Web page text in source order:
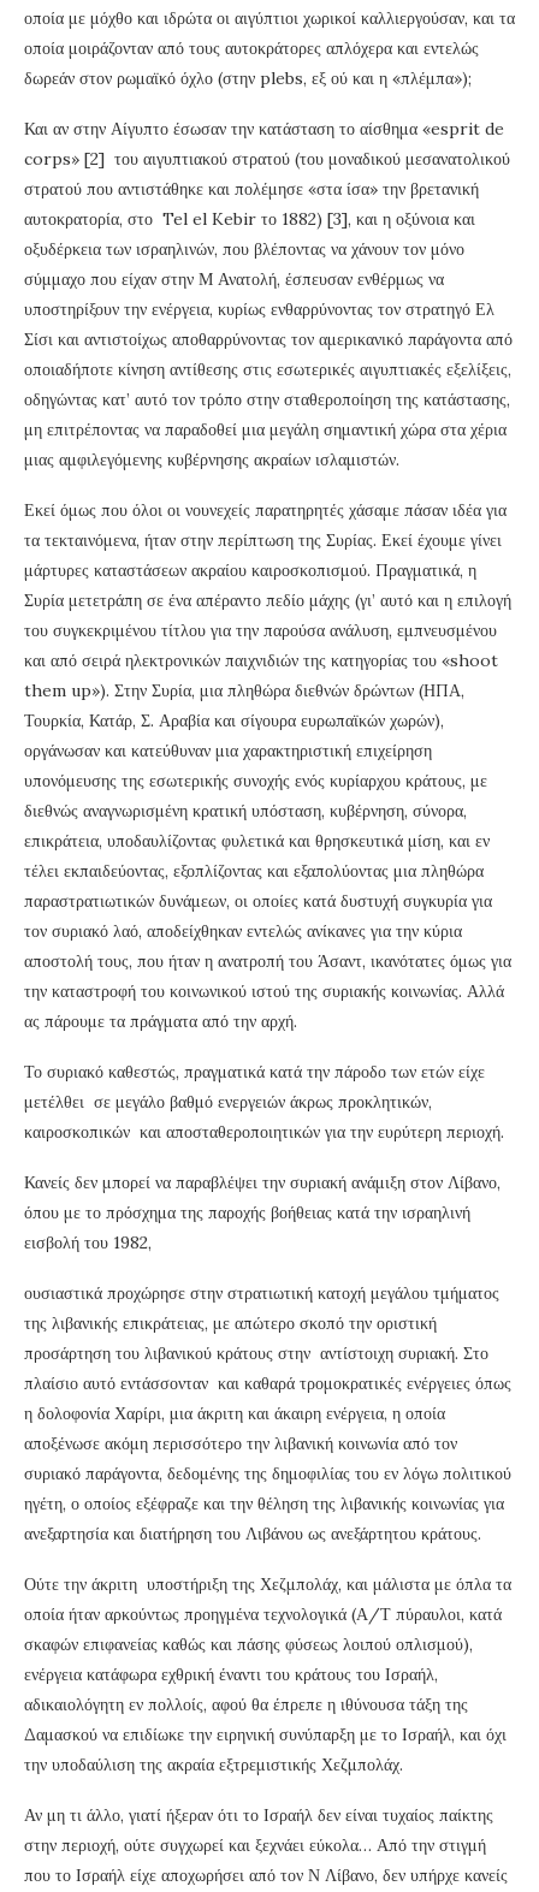
οποία με μόχθο και ιδρώτα οι αιγύπτιοι χωρικοί καλλιεργούσαν, και τα
οποία μοιράζονταν από τους αυτοκράτορες απλόχερα και εντελώς
δωρεάν στον ρωμαϊκό όχλο (στην plebs, εξ ού και η «πλέμπα»);
Και αν στην Αίγυπτο έσωσαν την κατάσταση το αίσθημα «esprit de
corps» [2] του αιγυπτιακού στρατού (του μοναδικού μεσανατολικού
στρατού που αντιστάθηκε και πολέμησε «στα ίσα» την βρετανική
αυτοκρατορία, στο Tel el Kebir το 1882) [3], και η οξύνοια και
οξυδέρκεια των ισραηλινών, που βλέποντας να χάνουν τον μόνο
σύμμαχο που είχαν στην Μ Ανατολή, έσπευσαν ενθέρμως να
υποστηρίξουν την ενέργεια, κυρίως ενθαρρύνοντας τον στρατηγό Ελ
Σίσι και αντιστοίχως αποθαρρύνοντας τον αμερικανικό παράγοντα από
οποιαδήποτε κίνηση αντίθεσης στις εσωτερικές αιγυπτιακές εξελίξεις,
οδηγώντας κατ’ αυτό τον τρόπο στην σταθεροποίηση της κατάστασης,
μη επιτρέποντας να παραδοθεί μια μεγάλη σημαντική χώρα στα χέρια
μιας αμφιλεγόμενης κυβέρνησης ακραίων ισλαμιστών.
Εκεί όμως που όλοι οι νουνεχείς παρατηρητές χάσαμε πάσαν ιδέα για
τα τεκταινόμενα, ήταν στην περίπτωση της Συρίας. Εκεί έχουμε γίνει
μάρτυρες καταστάσεων ακραίου καιροσκοπισμού. Πραγματικά, η
Συρία μετετράπη σε ένα απέραντο πεδίο μάχης (γι’ αυτό και η επιλογή
του συγκεκριμένου τίτλου για την παρούσα ανάλυση, εμπνευσμένου
και από σειρά ηλεκτρονικών παιχνιδιών της κατηγορίας του «shoot
them up»). Στην Συρία, μια πληθώρα διεθνών δρώντων (ΗΠΑ,
Τουρκία, Κατάρ, Σ. Αραβία και σίγουρα ευρωπαϊκών χωρών),
οργάνωσαν και κατεύθυναν μια χαρακτηριστική επιχείρηση
υπονόμευσης της εσωτερικής συνοχής ενός κυρίαρχου κράτους, με
διεθνώς αναγνωρισμένη κρατική υπόσταση, κυβέρνηση, σύνορα,
επικράτεια, υποδαυλίζοντας φυλετικά και θρησκευτικά μίση, και εν
τέλει εκπαιδεύοντας, εξοπλίζοντας και εξαπολύοντας μια πληθώρα
παραστρατιωτικών δυνάμεων, οι οποίες κατά δυστυχή συγκυρία για
τον συριακό λαό, αποδείχθηκαν εντελώς ανίκανες για την κύρια
αποστολή τους, που ήταν η ανατροπή του Άσαντ, ικανότατες όμως για
την καταστροφή του κοινωνικού ιστού της συριακής κοινωνίας. Αλλά
ας πάρουμε τα πράγματα από την αρχή.
Το συριακό καθεστώς, πραγματικά κατά την πάροδο των ετών είχε
μετέλθει σε μεγάλο βαθμό ενεργειών άκρως προκλητικών,
καιροσκοπικών και αποσταθεροποιητικών για την ευρύτερη περιοχή.
Κανείς δεν μπορεί να παραβλέψει την συριακή ανάμιξη στον Λίβανο,
όπου με το πρόσχημα της παροχής βοήθειας κατά την ισραηλινή
εισβολή του 1982,
ουσιαστικά προχώρησε στην στρατιωτική κατοχή μεγάλου τμήματος
της λιβανικής επικράτειας, με απώτερο σκοπό την οριστική
προσάρτηση του λιβανικού κράτους στην αντίστοιχη συριακή. Στο
πλαίσιο αυτό εντάσσονταν και καθαρά τρομοκρατικές ενέργειες όπως
η δολοφονία Χαρίρι, μια άκριτη και άκαιρη ενέργεια, η οποία
αποξένωσε ακόμη περισσότερο την λιβανική κοινωνία από τον
συριακό παράγοντα, δεδομένης της δημοφιλίας του εν λόγω πολιτικού
ηγέτη, ο οποίος εξέφραζε και την θέληση της λιβανικής κοινωνίας για
ανεξαρτησία και διατήρηση του Λιβάνου ως ανεξάρτητου κράτους.
Ούτε την άκριτη υποστήριξη της Χεζμπολάχ, και μάλιστα με όπλα τα
οποία ήταν αρκούντως προηγμένα τεχνολογικά (Α/Τ πύραυλοι, κατά
σκαφών επιφανείας καθώς και πάσης φύσεως λοιπού οπλισμού),
ενέργεια κατάφωρα εχθρική έναντι του κράτους του Ισραήλ,
αδικαιολόγητη εν πολλοίς, αφού θα έπρεπε η ιθύνουσα τάξη της
Δαμασκού να επιδίωκε την ειρηνική συνύπαρξη με το Ισραήλ, και όχι
την υποδαύλιση της ακραία εξτρεμιστικής Χεζμπολάχ.
Αν μη τι άλλο, γιατί ήξεραν ότι το Ισραήλ δεν είναι τυχαίος παίκτης
στην περιοχή, ούτε συγχωρεί και ξεχνάει εύκολα… Από την στιγμή
που το Ισραήλ είχε αποχωρήσει από τον Ν Λίβανο, δεν υπήρχε κανείς